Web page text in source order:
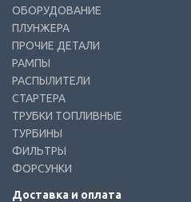
ОБОРУДОВАНИЕ
ПЛУНЖЕРА
ПРОЧИЕ ДЕТАЛИ
РАМПЫ
РАСПЫЛИТЕЛИ
СТАРТЕРА
ТРУБКИ ТОПЛИВНЫЕ
ТУРБИНЫ
ФИЛЬТРЫ
ФОРСУНКИ
Доставка и оплата